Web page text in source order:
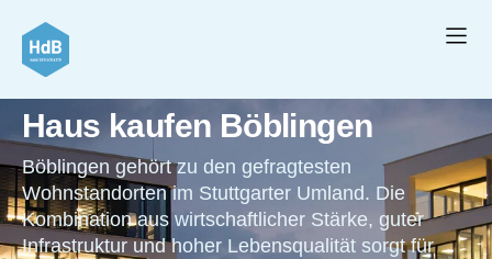
Haus kaufen Böblingen
Böblingen gehört zu den gefragtesten
Wohnstandorten im Stuttgarter Umland. Die
Kombination aus wirtschaftlicher Stärke, guter
Infrastruktur und hoher Lebensqualität sorgt für